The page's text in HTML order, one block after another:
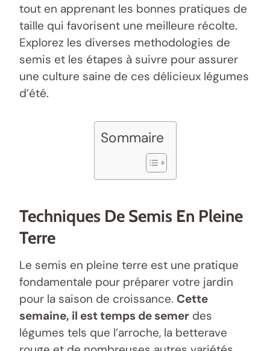
tout en apprenant les bonnes pratiques de
taille qui favorisent une meilleure récolte.
Explorez les diverses methodologies de
semis et les étapes à suivre pour assurer
une culture saine de ces délicieux légumes
d’été.
Sommaire
Techniques De Semis En Pleine
Terre
Le semis en pleine terre est une pratique
fondamentale pour préparer votre jardin
pour la saison de croissance. Cette
semaine, il est temps de semer des
légumes tels que l’arroche, la betterave